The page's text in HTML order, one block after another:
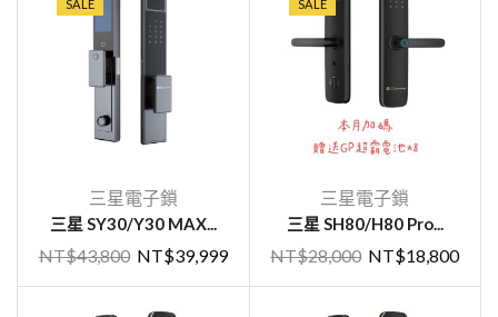
SALE
三星電子鎖
三星 SY30/Y30 MAX...
NT$43,800 NT$39,999
SALE
三星電子鎖
三星 SH80/H80 Pro...
NT$28,000 NT$18,800